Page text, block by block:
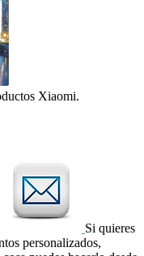
Xiaomi.
Si quieres
personalizados,